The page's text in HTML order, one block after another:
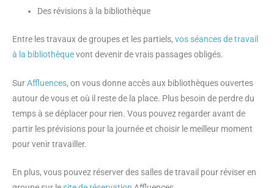
Des révisions à la bibliothèque
Entre les travaux de groupes et les partiels, vos séances de travail
à la bibliothèquevont devenir de vrais passages obligés.
SurAffluences, on vous donne accès aux bibliothèques ouvertes
autour de vous et où il reste de la place. Plus besoin de perdre du
temps à se déplacer pour rien. Vous pouvez regarder avant de
partir les prévisions pour la journée et choisir le meilleur moment
pour venir travailler.
En plus, vous pouvez réserver des salles de travail pour réviser en